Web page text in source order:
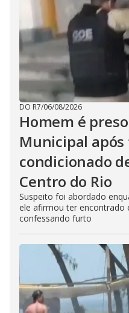
DO R7/06/08/2026
Homem é
Municipal
condicionado
Centro do Rio
Suspeito foi abordado
ele afirmou ter encontrado
confessando furto